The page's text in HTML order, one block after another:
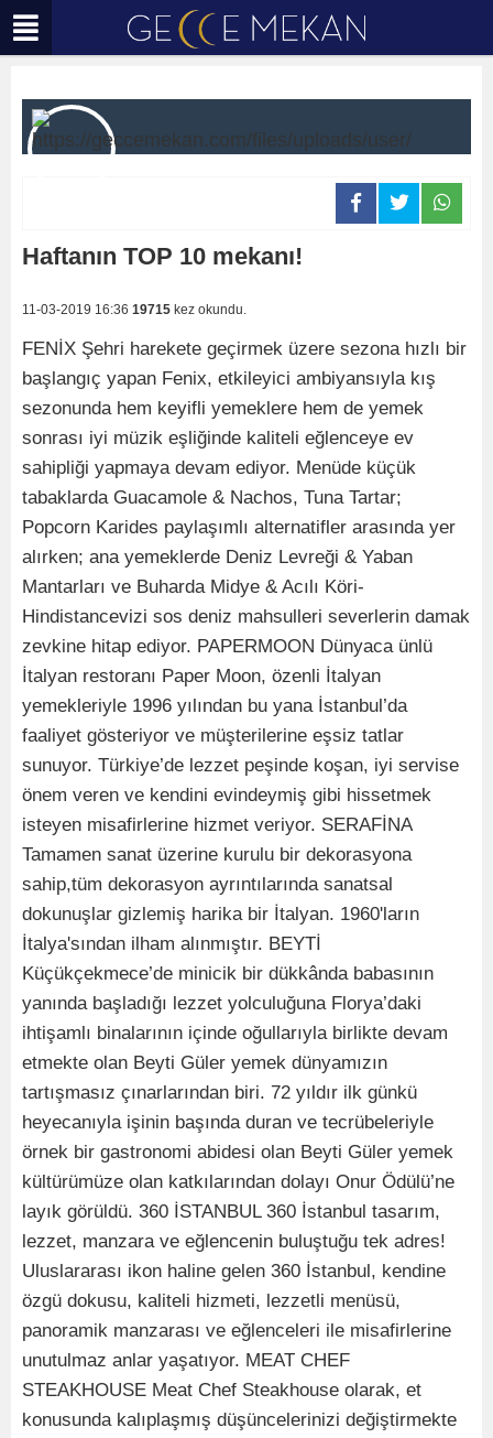
Haftanın TOP 10 mekanı!
11-03-2019 16:36 19715 kez okundu.
FENİX Şehri harekete geçirmek üzere sezona hızlı bir
başlangıç yapan Fenix, etkileyici ambiyansıyla kış
sezonunda hem keyifli yemeklere hem de yemek
sonrası iyi müzik eşliğinde kaliteli eğlenceye ev
sahipliği yapmaya devam ediyor. Menüde küçük
tabaklarda Guacamole & Nachos, Tuna Tartar;
Popcorn Karides paylaşımlı alternatifler arasında yer
alırken; ana yemeklerde Deniz Levreği & Yaban
Mantarları ve Buharda Midye & Acılı Köri-
Hindistancevizi sos deniz mahsulleri severlerin damak
zevkine hitap ediyor. PAPERMOON Dünyaca ünlü
İtalyan restoranı Paper Moon, özenli İtalyan
yemekleriyle 1996 yılından bu yana İstanbul’da
faaliyet gösteriyor ve müşterilerine eşsiz tatlar
sunuyor. Türkiye’de lezzet peşinde koşan, iyi servise
önem veren ve kendini evindeymiş gibi hissetmek
isteyen misafirlerine hizmet veriyor. SERAFİNA
Tamamen sanat üzerine kurulu bir dekorasyona
sahip,tüm dekorasyon ayrıntılarında sanatsal
dokunuşlar gizlemiş harika bir İtalyan. 1960'ların
İtalya'sından ilham alınmıştır. BEYTİ
Küçükçekmece’de minicik bir dükkânda babasının
yanında başladığı lezzet yolculuğuna Florya’daki
ihtişamlı binalarının içinde oğullarıyla birlikte devam
etmekte olan Beyti Güler yemek dünyamızın
tartışmasız çınarlarından biri. 72 yıldır ilk günkü
heyecanıyla işinin başında duran ve tecrübeleriyle
örnek bir gastronomi abidesi olan Beyti Güler yemek
kültürümüze olan katkılarından dolayı Onur Ödülü’ne
layık görüldü. 360 İSTANBUL 360 İstanbul tasarım,
lezzet, manzara ve eğlencenin buluştuğu tek adres!
Uluslararası ikon haline gelen 360 İstanbul, kendine
özgü dokusu, kaliteli hizmeti, lezzetli menüsü,
panoramik manzarası ve eğlenceleri ile misafirlerine
unutulmaz anlar yaşatıyor. MEAT CHEF
STEAKHOUSE Meat Chef Steakhouse olarak, et
konusunda kalıplaşmış düşüncelerinizi değiştirmekte